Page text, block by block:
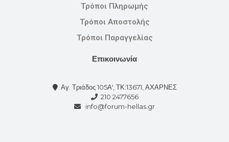
Τρόποι Πληρωμής
Τρόποι Αποστολής
Τρόποι Παραγγελίας
Επικοινωνία
Αγ. Τριάδος 105Α', ΤΚ:13671, ΑΧΑΡΝΕΣ
210 2477656
info@forum-hellas.gr